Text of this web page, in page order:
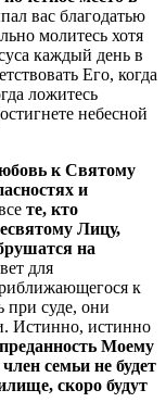
вас благодатью
молитесь хотя
каждый день в
Его, когда
ложитесь
небесной
к Святому
и
те, кто
Лицу,
на
для
к
при суде, они
Истинно, истинно
Моему
семьи не будет
скоро будут